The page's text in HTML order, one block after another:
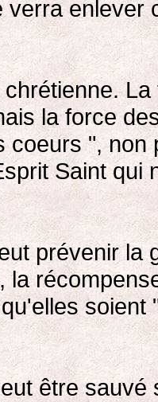
verra enlever
la force
coeurs ",
Saint qui
prévenir la
la
soient
être